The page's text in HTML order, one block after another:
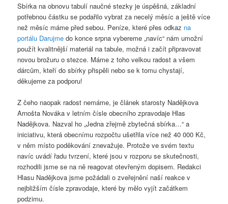
Sbírka na obnovu tabulí naučné stezky je úspěšná, základní
potřebnou částku se podařilo vybrat za necelý měsíc a ještě více
než měsíc máme před sebou. Peníze, které přes odkaz na
portálu Darujme do konce srpna vybereme „navíc“ nám umožní
použít kvalitnější materiál na tabule, možná i začít připravovat
novou brožuru o stezce. Máme z toho velkou radost a všem
dárcům, kteří do sbírky přispěli nebo se k tomu chystají,
děkujeme za podporu!
Z čeho naopak radost nemáme, je článek starosty Nadějkova
Arnošta Nováka v letním čísle obecního zpravodaje Hlas
Nadějkova. Nazval ho „Jedna zřejmě zbytečná sbírka…“ a
iniciativu, která obecnímu rozpočtu ušetřila více než 40 000 Kč,
v něm místo poděkování znevažuje. Protože ve svém textu
navíc uvádí řadu tvrzení, které jsou v rozporu se skutečnosti,
rozhodili jsme se na ně reagovat otevřeným dopisem. Redakci
Hlasu Nadějkova jsme požádali o zveřejnění naší reakce v
nejbližším čísle zpravodaje, které by mělo vyjít začátkem
podzimu.